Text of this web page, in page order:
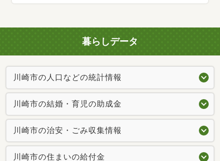
暮らしデータ
川崎市の人口などの統計情報
川崎市の結婚・育児の助成金
川崎市の治安・ごみ収集情報
川崎市の住まいの給付金